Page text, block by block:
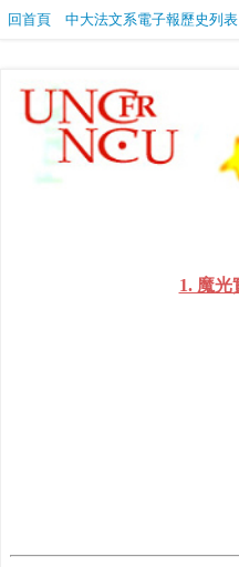
回首頁 中大法文系電子報歷史列表